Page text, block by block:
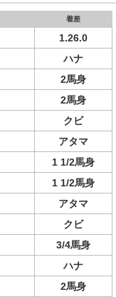
着差
1.26.0
ハナ
2馬身
2馬身
クビ
アタマ
1 1/2馬身
1 1/2馬身
アタマ
クビ
3/4馬身
ハナ
2馬身